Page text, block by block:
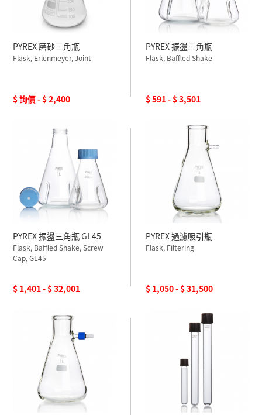
PYREX 磨砂三角瓶
Flask, Erlenmeyer, Joint
$ 詢價 - $ 2,400
PYREX 振盪三角瓶
Flask, Baffled Shake
$ 591 - $ 3,501
PYREX 振盪三角瓶 GL45
Flask, Baffled Shake, Screw
Cap, GL45
$ 1,401 - $ 32,001
PYREX 過濾吸引瓶
Flask, Filtering
$ 1,050 - $ 31,500